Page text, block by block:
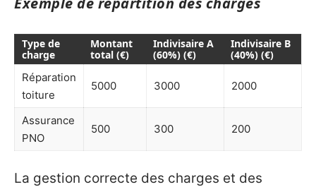
Type de
charge
Montant
total (€)
Indivisaire A
(60%) (€)
Indivisaire B
(40%) (€)
Réparation
toiture
5000 3000 2000
Assurance
PNO
500 300 200
La gestion correcte des charges et des